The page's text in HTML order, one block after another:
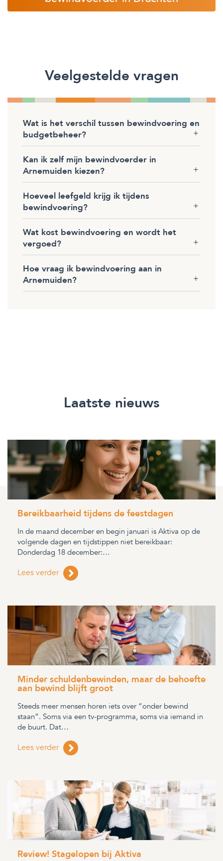
Veelgestelde vragen
Wat is het verschil tussen bewindvoering en
budgetbeheer?
Kan ik zelf mijn bewindvoerder in
Arnemuiden kiezen?
Hoeveel leefgeld krijg ik tijdens
bewindvoering?
Wat kost bewindvoering en wordt het
vergoed?
Hoe vraag ik bewindvoering aan in
Arnemuiden?
Laatste nieuws
Bereikbaarheid tijdens de feestdagen
In de maand december en begin januari is Aktiva op de
volgende dagen en tijdstippen niet bereikbaar:
Donderdag 18 december:…
Lees verder
Minder schuldenbewinden, maar de behoefte
aan bewind blijft groot
Steeds meer mensen horen iets over “onder bewind
staan”. Soms via een tv-programma, soms via iemand in
de buurt. Dat…
Lees verder
Review! Stagelopen bij Aktiva